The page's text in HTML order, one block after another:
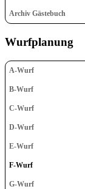
Archiv Gästebuch
Wurfplanung
A-Wurf
B-Wurf
C-Wurf
D-Wurf
E-Wurf
F-Wurf
G-Wurf